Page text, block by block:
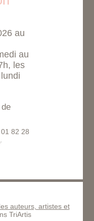
au
au
les
82 28
auteurs, artistes et
TriArtis